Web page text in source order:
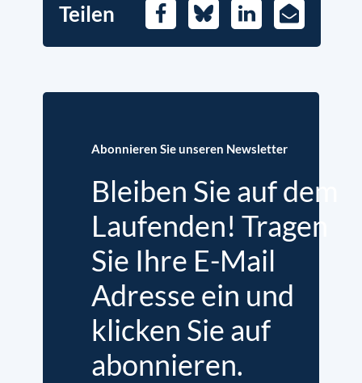
Teilen FacebookBlueskyLinkedIn
E-
Mail
Abonnieren Sie unseren Newsletter
Bleiben Sie auf dem
Laufenden! Tragen
Sie Ihre E-Mail
Adresse ein und
klicken Sie auf
abonnieren.